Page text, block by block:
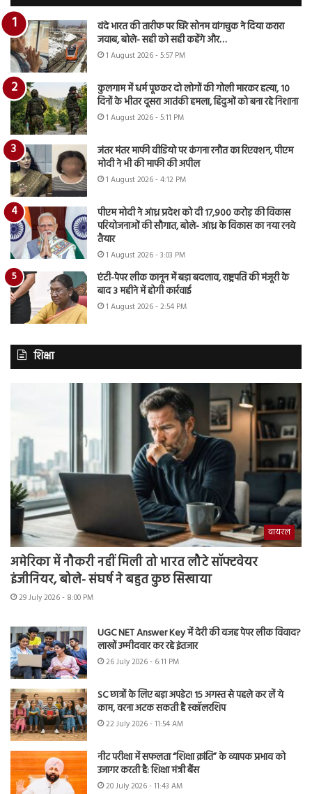
वंदे भारत की तारीफ पर घिरे सोनम वांगचुक ने दिया करारा
जवाब, बोले- सही को सही कहेंगे और…
1 August 2026 - 5:57 PM
कुलगाम में धर्म पूछकर दो लोगों की गोली मारकर हत्या, 10
दिनों के भीतर दूसरा आतंकी हमला, हिंदुओं को बना रहे निशाना
1 August 2026 - 5:11 PM
जंतर मंतर माफी वीडियो पर कंगना रनौत का रिएक्शन, पीएम
मोदी ने भी की माफी की अपील
1 August 2026 - 4:12 PM
पीएम मोदी ने आंध्र प्रदेश को दी 17,900 करोड़ की विकास
परियोजनाओं की सौगात, बोले- आंध्र के विकास का नया रनवे
तैयार
1 August 2026 - 3:03 PM
एंटी-पेपर लीक कानून में बड़ा बदलाव, राष्ट्रपति की मंजूरी के
बाद 3 महीने में होगी कार्रवाई
1 August 2026 - 2:54 PM
शिक्षा
वायरल
अमेरिका में नौकरी नहीं मिली तो भारत लौटे सॉफ्टवेयर
इंजीनियर, बोले- संघर्ष ने बहुत कुछ सिखाया
29 July 2026 - 8:00 PM
UGC NET Answer Key में देरी की वजह पेपर लीक विवाद?
लाखों उम्मीदवार कर रहे इंतजार
26 July 2026 - 6:11 PM
SC छात्रों के लिए बड़ा अपडेट! 15 अगस्त से पहले कर लें ये
काम, वरना अटक सकती है स्कॉलरशिप
22 July 2026 - 11:54 AM
नीट परीक्षा में सफलता “शिक्षा क्रांति” के व्यापक प्रभाव को
उजागर करती है: शिक्षा मंत्री बैंस
20 July 2026 - 11:43 AM